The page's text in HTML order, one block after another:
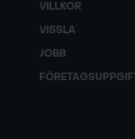
VILLKOR
VISSLA
JOBB